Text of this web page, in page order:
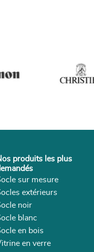
produits les plus
sur mesure
extérieurs
noir
blanc
en bois
en verre